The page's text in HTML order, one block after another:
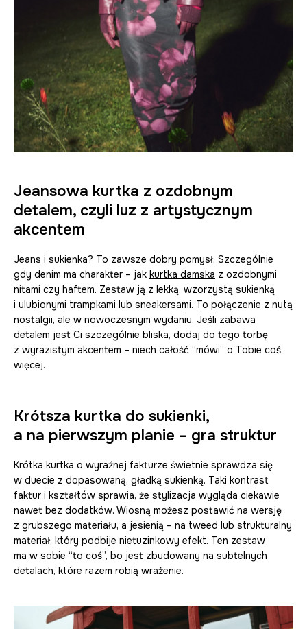
Jeansowa kurtka z ozdobnym
detalem, czyli luz z artystycznym
akcentem
Jeans i sukienka? To zawsze dobry pomysł. Szczególnie
gdy denim ma charakter – jak kurtka damska z ozdobnymi
nitami czy haftem. Zestaw ją z lekką, wzorzystą sukienką
i ulubionymi trampkami lub sneakersami. To połączenie z nutą
nostalgii, ale w nowoczesnym wydaniu. Jeśli zabawa
detalem jest Ci szczególnie bliska, dodaj do tego torbę
z wyrazistym akcentem – niech całość “mówi” o Tobie coś
więcej.
Krótsza kurtka do sukienki,
a na pierwszym planie – gra struktur
Krótka kurtka o wyraźnej fakturze świetnie sprawdza się
w duecie z dopasowaną, gładką sukienką. Taki kontrast
faktur i kształtów sprawia, że stylizacja wygląda ciekawie
nawet bez dodatków. Wiosną możesz postawić na wersję
z grubszego materiału, a jesienią – na tweed lub strukturalny
materiał, który podbije nietuzinkowy efekt. Ten zestaw
ma w sobie “to coś”, bo jest zbudowany na subtelnych
detalach, które razem robią wrażenie.